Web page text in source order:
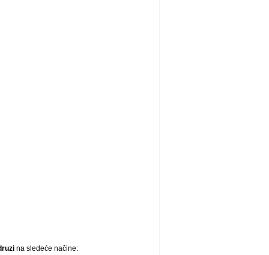
na sledeće načine: